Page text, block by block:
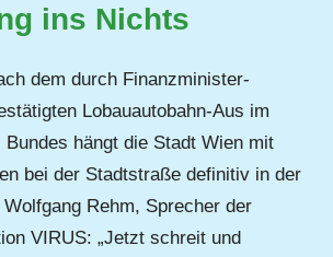
ins Nichts
dem durch Finanzminister-
Lobauautobahn-Aus im
Bundes hängt die Stadt Wien mit
bei der Stadtstraße definitiv in der
Rehm, Sprecher der
VIRUS: „Jetzt schreit und